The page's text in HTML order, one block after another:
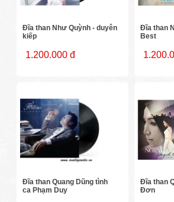
Đĩa than Như Quỳnh - duyên
kiếp
1.200.000 đ
Đĩa than
Best
Đĩa than Quang Dũng tình
ca Phạm Duy
Đĩa than
Đơn